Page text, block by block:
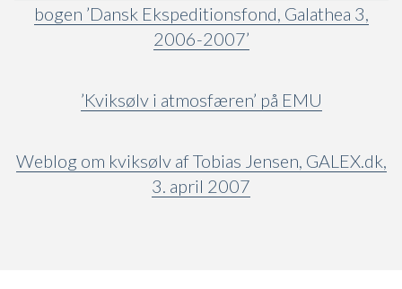
bogen ’Dansk Ekspeditionsfond, Galathea 3,
2006-2007’
’Kviksølv i atmosfæren’ på EMU
Weblog om kviksølv af Tobias Jensen, GALEX.dk,
3. april 2007